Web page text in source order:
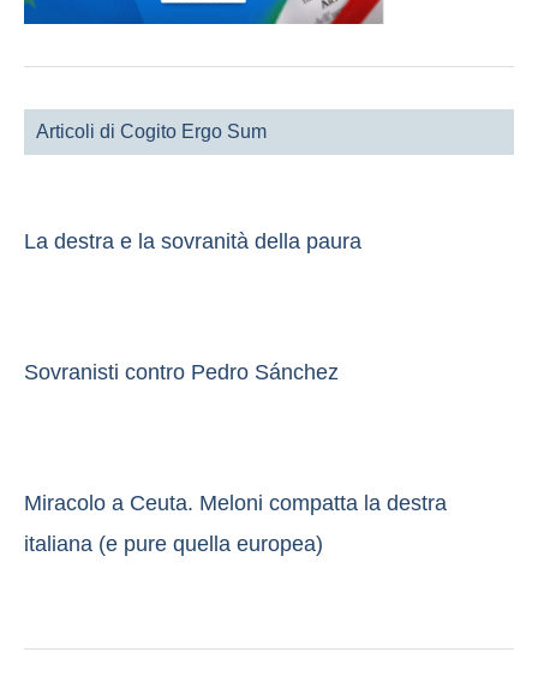
Articoli di Cogito Ergo Sum
La destra e la sovranità della paura
Sovranisti contro Pedro Sánchez
Miracolo a Ceuta. Meloni compatta la destra
italiana (e pure quella europea)